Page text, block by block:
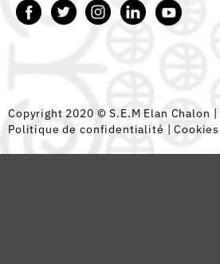
Copyright 2020 © S.E.M Elan Chalon |
Politique de confidentialité |Cookies